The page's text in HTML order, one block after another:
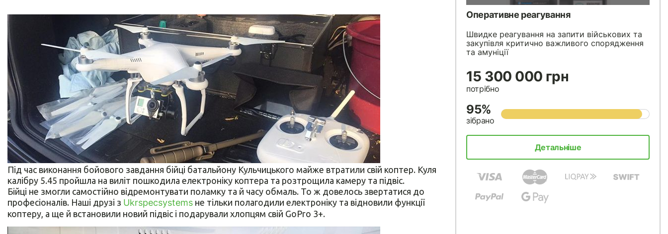
Під час виконання бойового завдання бійці батальйону Кульчицького майже втратили свій коптер. Куля
калібру 5.45 пройшла на виліт пошкодила електроніку коптера та розтрощила камеру та підвіс.
Бійці не змогли самостійно відремонтувати поламку та й часу обмаль. То ж довелось звертатися до
професіоналів. Наші друзі з Ukrspecsystems не тільки полагодили електроніку та відновили функції
коптеру, а ще й встановили новий підвіс і подарували хлопцям свій GoPro 3+.
Оперативне реагування
Швидке реагування на запити військових та
закупівля критично важливого спорядження
та амуніції
15 300 000 грн
потрібно
95%
зібрано
Детальніше